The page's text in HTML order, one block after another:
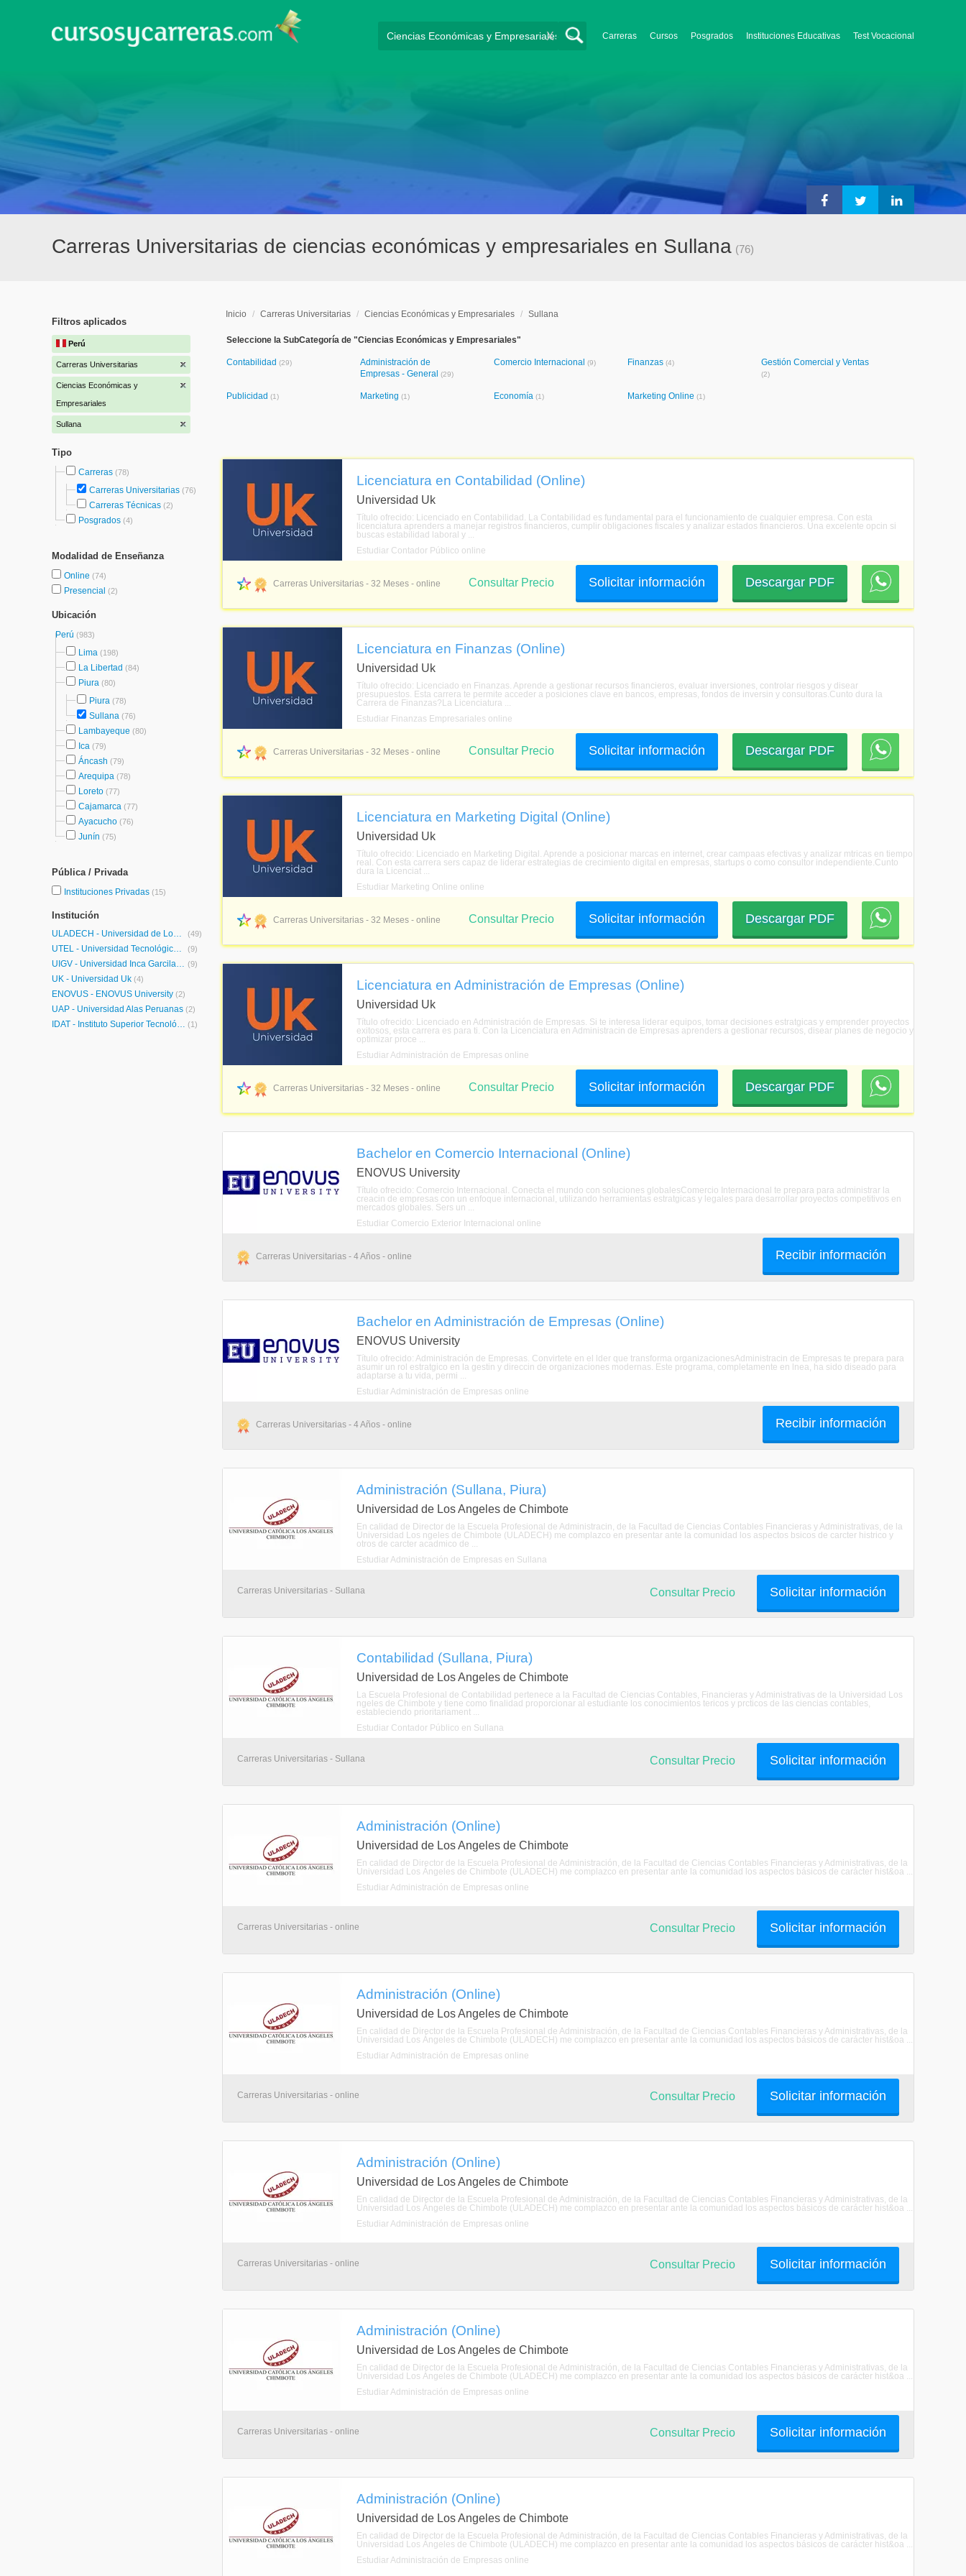
Carreras Cursos Posgrados Instituciones Educativas Test Vocacional
X
Carreras Universitarias de ciencias económicas y empresariales en Sullana (76)
Filtros aplicados
Perú
Carreras Universitarias
Ciencias Económicas y
Empresariales
Sullana
Tipo
Carreras (78)
Carreras Universitarias (76)
Carreras Técnicas (2)
Posgrados (4)
Modalidad de Enseñanza
Online (74)
Presencial (2)
Ubicación
Perú (983)
Lima (198)
La Libertad (84)
Piura (80)
Piura (78)
Sullana (76)
Lambayeque (80)
Ica (79)
Áncash (79)
Arequipa (78)
Loreto (77)
Cajamarca (77)
Ayacucho (76)
Junín (75)
Pública / Privada
Instituciones Privadas (15)
Institución
ULADECH - Universidad de Los Angeles de Chimbote (49)
UTEL - Universidad Tecnológica Latinoamericana en Línea Perú (9)
UIGV - Universidad Inca Garcilaso de la Vega (9)
UK - Universidad Uk (4)
ENOVUS - ENOVUS University (2)
UAP - Universidad Alas Peruanas (2)
IDAT - Instituto Superior Tecnológico IDAT (1)
Inicio / Carreras Universitarias / Ciencias Económicas y Empresariales / Sullana
Seleccione la SubCategoría de "Ciencias Económicas y Empresariales"
Contabilidad (29)
Administración de
Empresas - General (29)
Comercio Internacional (9) Finanzas (4) Gestión Comercial y Ventas
(2)
Publicidad (1) Marketing (1) Economía (1) Marketing Online (1)
Licenciatura en Contabilidad (Online)
Universidad Uk
Título ofrecido: Licenciado en Contabilidad. La Contabilidad es fundamental para el funcionamiento de cualquier empresa. Con esta
licenciatura aprenders a manejar registros financieros, cumplir obligaciones fiscales y analizar estados financieros. Una excelente opcin si
buscas estabilidad laboral y ...
Estudiar Contador Público online
Carreras Universitarias - 32 Meses - online Descargar PDF
Solicitar información
Consultar Precio
Licenciatura en Finanzas (Online)
Universidad Uk
Título ofrecido: Licenciado en Finanzas. Aprende a gestionar recursos financieros, evaluar inversiones, controlar riesgos y disear
presupuestos. Esta carrera te permite acceder a posiciones clave en bancos, empresas, fondos de inversin y consultoras.Cunto dura la
Carrera de Finanzas?La Licenciatura ...
Estudiar Finanzas Empresariales online
Carreras Universitarias - 32 Meses - online Descargar PDF
Solicitar información
Consultar Precio
Licenciatura en Marketing Digital (Online)
Universidad Uk
Título ofrecido: Licenciado en Marketing Digital. Aprende a posicionar marcas en internet, crear campaas efectivas y analizar mtricas en tiempo
real. Con esta carrera sers capaz de liderar estrategias de crecimiento digital en empresas, startups o como consultor independiente.Cunto
dura la Licenciat ...
Estudiar Marketing Online online
Carreras Universitarias - 32 Meses - online Descargar PDF
Solicitar información
Consultar Precio
Licenciatura en Administración de Empresas (Online)
Universidad Uk
Título ofrecido: Licenciado en Administración de Empresas. Si te interesa liderar equipos, tomar decisiones estratgicas y emprender proyectos
exitosos, esta carrera es para ti. Con la Licenciatura en Administracin de Empresas aprenders a gestionar recursos, disear planes de negocio y
optimizar proce ...
Estudiar Administración de Empresas online
Carreras Universitarias - 32 Meses - online Descargar PDF
Solicitar información
Consultar Precio
Bachelor en Comercio Internacional (Online)
ENOVUS University
Título ofrecido: Comercio Internacional. Conecta el mundo con soluciones globalesComercio Internacional te prepara para administrar la
creacin de empresas con un enfoque internacional, utilizando herramientas estratgicas y legales para desarrollar proyectos competitivos en
mercados globales. Sers un ...
Estudiar Comercio Exterior Internacional online
Carreras Universitarias - 4 Años - online Recibir información
Bachelor en Administración de Empresas (Online)
ENOVUS University
Título ofrecido: Administración de Empresas. Convirtete en el lder que transforma organizacionesAdministracin de Empresas te prepara para
asumir un rol estratgico en la gestin y direccin de organizaciones modernas. Este programa, completamente en lnea, ha sido diseado para
adaptarse a tu vida, permi ...
Estudiar Administración de Empresas online
Carreras Universitarias - 4 Años - online Recibir información
Administración (Sullana, Piura)
Universidad de Los Angeles de Chimbote
En calidad de Director de la Escuela Profesional de Administracin, de la Facultad de Ciencias Contables Financieras y Administrativas, de la
Universidad Los ngeles de Chimbote (ULADECH) me complazco en presentar ante la comunidad los aspectos bsicos de carcter histrico y
otros de carcter acadmico de ...
Estudiar Administración de Empresas en Sullana
Carreras Universitarias - Sullana Solicitar información
Consultar Precio
Contabilidad (Sullana, Piura)
Universidad de Los Angeles de Chimbote
La Escuela Profesional de Contabilidad pertenece a la Facultad de Ciencias Contables, Financieras y Administrativas de la Universidad Los
ngeles de Chimbote y tiene como finalidad proporcionar al estudiante los conocimientos tericos y prcticos de las ciencias contables,
estableciendo prioritariament ...
Estudiar Contador Público en Sullana
Carreras Universitarias - Sullana Solicitar información
Consultar Precio
Administración (Online)
Universidad de Los Angeles de Chimbote
En calidad de Director de la Escuela Profesional de Administración, de la Facultad de Ciencias Contables Financieras y Administrativas, de la
Universidad Los Ángeles de Chimbote (ULADECH) me complazco en presentar ante la comunidad los aspectos básicos de carácter hist&oa ...
Estudiar Administración de Empresas online
Carreras Universitarias - online Solicitar información
Consultar Precio
Administración (Online)
Universidad de Los Angeles de Chimbote
En calidad de Director de la Escuela Profesional de Administración, de la Facultad de Ciencias Contables Financieras y Administrativas, de la
Universidad Los Ángeles de Chimbote (ULADECH) me complazco en presentar ante la comunidad los aspectos básicos de carácter hist&oa ...
Estudiar Administración de Empresas online
Carreras Universitarias - online Solicitar información
Consultar Precio
Administración (Online)
Universidad de Los Angeles de Chimbote
En calidad de Director de la Escuela Profesional de Administración, de la Facultad de Ciencias Contables Financieras y Administrativas, de la
Universidad Los Ángeles de Chimbote (ULADECH) me complazco en presentar ante la comunidad los aspectos básicos de carácter hist&oa ...
Estudiar Administración de Empresas online
Carreras Universitarias - online Solicitar información
Consultar Precio
Administración (Online)
Universidad de Los Angeles de Chimbote
En calidad de Director de la Escuela Profesional de Administración, de la Facultad de Ciencias Contables Financieras y Administrativas, de la
Universidad Los Ángeles de Chimbote (ULADECH) me complazco en presentar ante la comunidad los aspectos básicos de carácter hist&oa ...
Estudiar Administración de Empresas online
Carreras Universitarias - online Solicitar información
Consultar Precio
Administración (Online)
Universidad de Los Angeles de Chimbote
En calidad de Director de la Escuela Profesional de Administración, de la Facultad de Ciencias Contables Financieras y Administrativas, de la
Universidad Los Ángeles de Chimbote (ULADECH) me complazco en presentar ante la comunidad los aspectos básicos de carácter hist&oa ...
Estudiar Administración de Empresas online